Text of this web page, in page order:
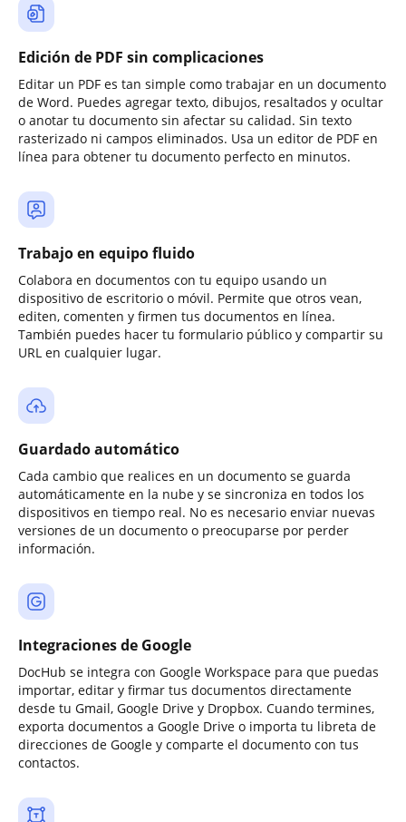
Edición de PDF sin complicaciones
Editar un PDF es tan simple como trabajar en un documento
de Word. Puedes agregar texto, dibujos, resaltados y ocultar
o anotar tu documento sin afectar su calidad. Sin texto
rasterizado ni campos eliminados. Usa un editor de PDF en
línea para obtener tu documento perfecto en minutos.
Trabajo en equipo fluido
Colabora en documentos con tu equipo usando un
dispositivo de escritorio o móvil. Permite que otros vean,
editen, comenten y firmen tus documentos en línea.
También puedes hacer tu formulario público y compartir su
URL en cualquier lugar.
Guardado automático
Cada cambio que realices en un documento se guarda
automáticamente en la nube y se sincroniza en todos los
dispositivos en tiempo real. No es necesario enviar nuevas
versiones de un documento o preocuparse por perder
información.
Integraciones de Google
DocHub se integra con Google Workspace para que puedas
importar, editar y firmar tus documentos directamente
desde tu Gmail, Google Drive y Dropbox. Cuando termines,
exporta documentos a Google Drive o importa tu libreta de
direcciones de Google y comparte el documento con tus
contactos.